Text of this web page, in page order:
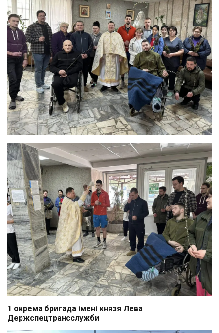
1 окрема бригада імені князя Лева
Держспецтрансслужби